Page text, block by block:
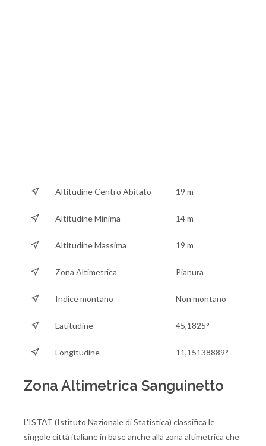
Altitudine Centro Abitato 19 m
Altitudine Minima 14 m
Altitudine Massima 19 m
Zona Altimetrica Pianura
Indice montano Non montano
Latitudine 45,1825°
Longitudine 11,15138889°
Zona Altimetrica Sanguinetto
L'ISTAT (Istituto Nazionale di Statistica) classifica le
singole città italiane in base anche alla zona altimetrica che